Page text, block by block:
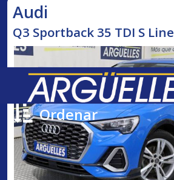
Ordenar
Audi
Q3 Sportback 35 TDI S Line